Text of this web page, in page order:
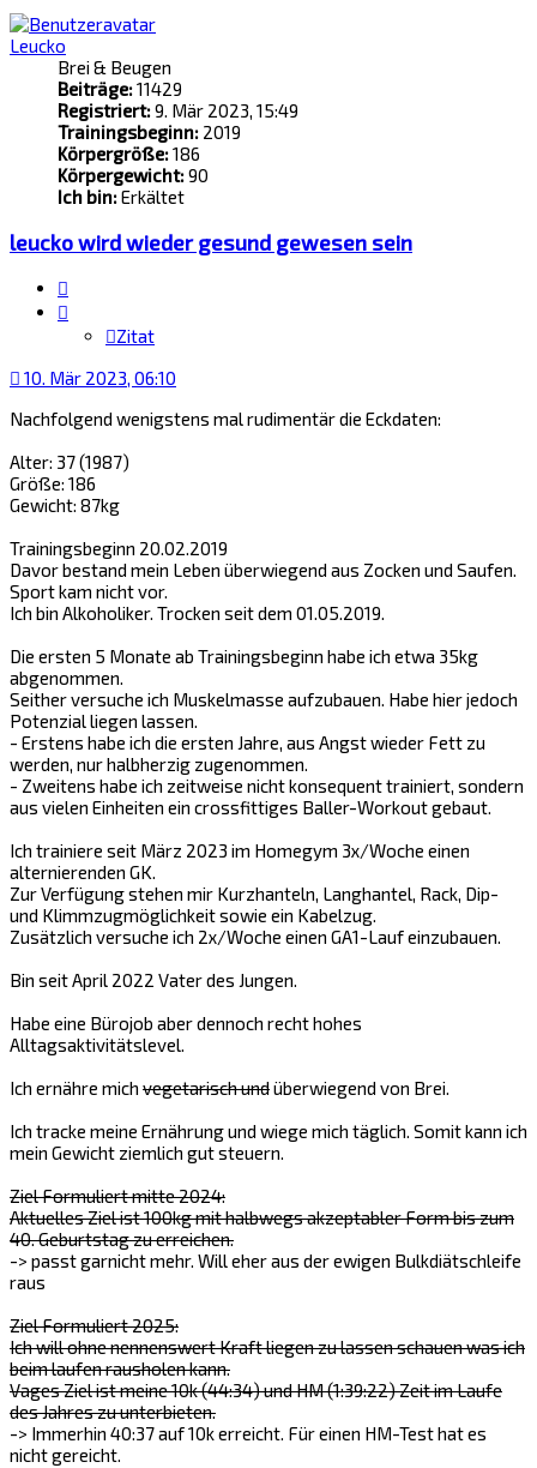
Leucko
Brei & Beugen
Beiträge:11429
Registriert:9. Mär 2023, 15:49
Trainingsbeginn: 2019
Körpergröße:186
Körpergewicht:90
Ich bin:Erkältet
leucko wird wieder gesund gewesen sein
Zitat
10. Mär 2023, 06:10
Nachfolgend wenigstens mal rudimentär die Eckdaten:
Alter: 37 (1987)
Größe: 186
Gewicht: 87kg
Trainingsbeginn 20.02.2019
Davor bestand mein Leben überwiegend aus Zocken und Saufen.
Sport kam nicht vor.
Ich bin Alkoholiker. Trocken seit dem 01.05.2019.
Die ersten 5 Monate ab Trainingsbeginn habe ich etwa 35kg
abgenommen.
Seither versuche ich Muskelmasse aufzubauen. Habe hier jedoch
Potenzial liegen lassen.
- Erstens habe ich die ersten Jahre, aus Angst wieder Fett zu
werden, nur halbherzig zugenommen.
- Zweitens habe ich zeitweise nicht konsequent trainiert, sondern
aus vielen Einheiten ein crossfittiges Baller-Workout gebaut.
Ich trainiere seit März 2023 im Homegym 3x/Woche einen
alternierenden GK.
Zur Verfügung stehen mir Kurzhanteln, Langhantel, Rack, Dip-
und Klimmzugmöglichkeit sowie ein Kabelzug.
Zusätzlich versuche ich 2x/Woche einen GA1-Lauf einzubauen.
Bin seit April 2022 Vater des Jungen.
Habe eine Bürojob aber dennoch recht hohes
Alltagsaktivitätslevel.
Ich ernähre mich vegetarisch undüberwiegend von Brei.
Ich tracke meine Ernährung und wiege mich täglich. Somit kann ich
mein Gewicht ziemlich gut steuern.
Ziel Formuliert mitte 2024:
Aktuelles Ziel ist 100kg mit halbwegs akzeptabler Form bis zum
40. Geburtstag zu erreichen.
-> passt garnicht mehr. Will eher aus der ewigen Bulkdiätschleife
raus
Ziel Formuliert 2025:
Ich will ohne nennenswert Kraft liegen zu lassen schauen was ich
beim laufen rausholen kann.
Vages Ziel ist meine 10k (44:34) und HM (1:39:22) Zeit im Laufe
des Jahres zu unterbieten.
-> Immerhin 40:37 auf 10k erreicht. Für einen HM-Test hat es
nicht gereicht.